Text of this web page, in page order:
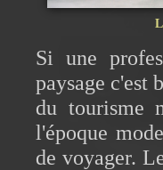
Si une
paysage c'est
du tourisme
l'époque
de voyager.